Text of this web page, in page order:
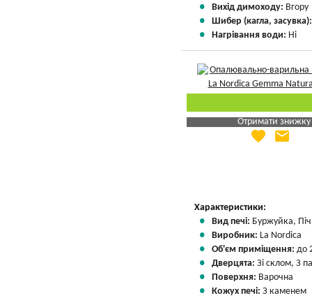
Вихід димоходу: Вгору
Шибер (кагла,
Нагрівання води: Ні
Отримати знижку
Яка Ваша ціна
favorite email
Характеристики:
Вид печі: Буржуйка,
Виробник: La Nordica
Об'єм приміщення: до
Дверцята: Зі склом, З
Поверхня: Варочна
Кожух печі: З каменем